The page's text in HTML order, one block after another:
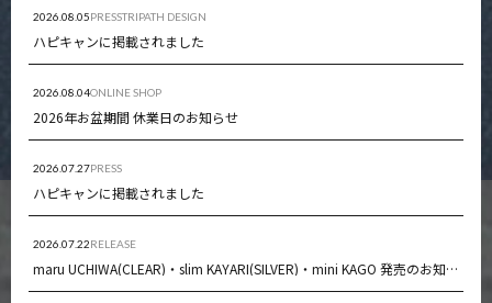
2026.08.05PRESSTRIPATH DESIGN
ハピキャンに掲載されました
2026.08.04ONLINE SHOP
2026年お盆期間 休業日のお知らせ
2026.07.27PRESS
ハピキャンに掲載されました
2026.07.22RELEASE
maru UCHIWA(CLEAR)・slim KAYARI(SILVER)・mini KAGO 発売のお知らせ